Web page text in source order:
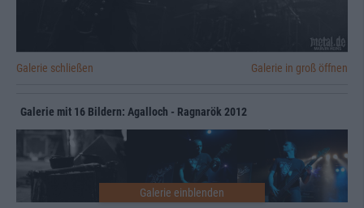
Galerie schließen Galerie in groß öffnen
Galerie mit 16 Bildern: Agalloch - Ragnarök 2012